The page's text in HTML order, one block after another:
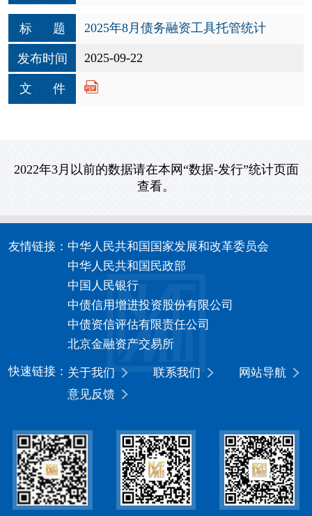
标 题 2025年8月债务融资工具托管统计
发布时间 2025-09-22
文 件
2022年3月以前的数据请在本网“数据-发行”统计页面
查看。
友情链接： 中华人民共和国国家发展和改革委员会
中华人民共和国民政部
中国人民银行
中债信用增进投资股份有限公司
中债资信评估有限责任公司
北京金融资产交易所
快速链接： 关于我们 联系我们
网站导航
意见反馈